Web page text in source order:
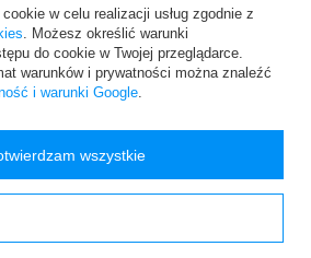
w celu realizacji usług zgodnie z
. Możesz określić warunki
do cookie w Twojej przeglądarce.
warunków i prywatności można znaleźć
i warunki Google.
wszystkie